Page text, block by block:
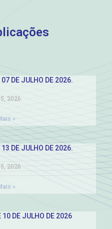
DE JULHO DE 2026.
2026
»
DE JULHO DE 2026.
2026
»
10 DE JULHO DE 2026